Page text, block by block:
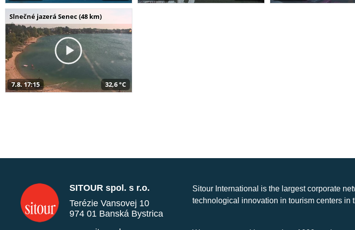
Slnečné jazerá Senec (48 km)
7.8. 17:15 32,6 °C
SITOUR spol. s r.o.
Terézie Vansovej 10
974 01 Banská Bystrica
Sitour International is the largest corporate
technological innovation in tourism centers in